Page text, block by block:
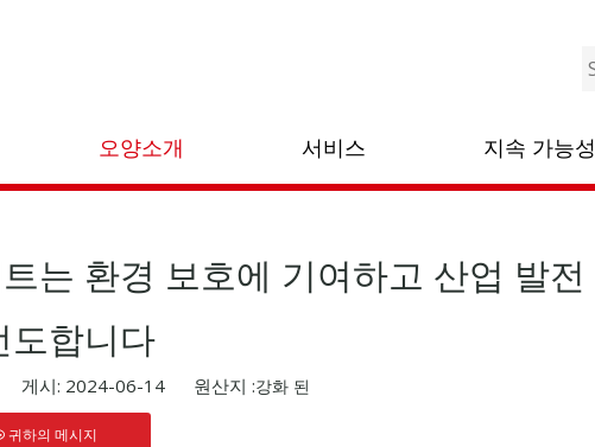
오양소개 서비스 지속 가능성
는 환경 보호에 기여하고 산업 발전
도합니다
게시: 2024-06-14 원산지 :강화 된
귀하의 메시지